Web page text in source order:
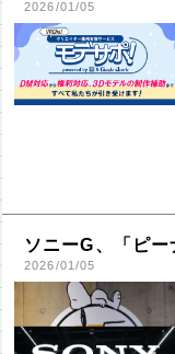
2026/01/05
ソニーG、「ピ
2026/01/05